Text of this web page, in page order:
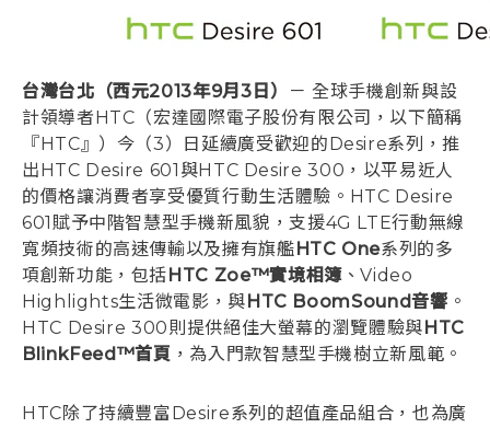
台灣台北（西元2013年9月3日）
－ 全球手機創新與設
計領導者HTC（宏達國際電子股份有限公司，以下簡稱
『HTC』）今（3）日延續廣受歡迎的Desire系列，推
出HTC Desire 601與HTC Desire 300，以平易近人
的價格讓消費者享受優質行動生活體驗。HTC Desire
601賦予中階智慧型手機新風貌，支援4G LTE行動無線
寬頻技術的高速傳輸以及擁有旗艦HTC One系列的多
項創新功能，包括HTC Zoe™實境相簿、Video
Highlights生活微電影，與HTC BoomSound音響 。
HTC Desire 300則提供絕佳大螢幕的瀏覽體驗與HTC
BlinkFeed™首頁 ，為入門款智慧型手機樹立新風範。
HTC除了持續豐富Desire系列的超值產品組合，也為廣